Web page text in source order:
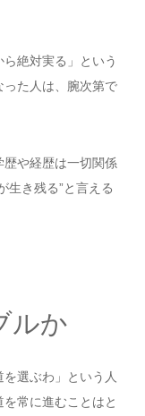
絶対実る」という
った人は、腕次第で
や経歴は一切関係
生き残る”と言える
ルか
を選ぶわ」という人
常に進むことはと